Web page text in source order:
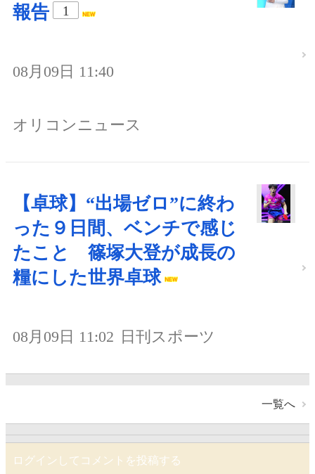
報告
1
08月09日 11:40
オリコンニュース
【卓球】“出場ゼロ”に終わ
った９日間、ベンチで感じ
たこと 篠塚大登が成長の
糧にした世界卓球
08月09日 11:02 日刊スポーツ
一覧へ
ログインしてコメントを投稿する